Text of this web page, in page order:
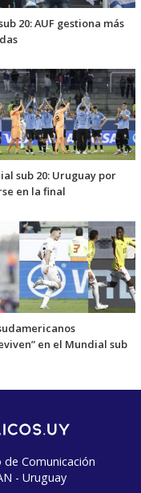
20: AUF gestiona más
sub 20: Uruguay por
en la final
en el Mundial sub
Comunicación
- Uruguay